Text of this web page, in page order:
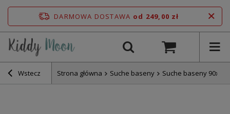
DARMOWA DOSTAWA od 249,00 zł
Wstecz Strona główna Suche baseny Suche baseny 90x30